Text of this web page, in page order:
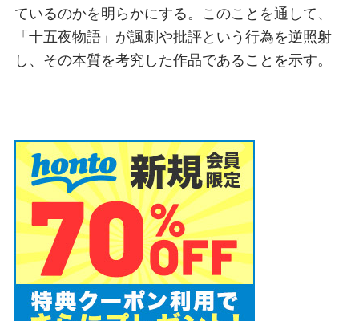
ているのかを明らかにする。このことを通して、
「十五夜物語」が諷刺や批評という行為を逆照射
し、その本質を考究した作品であることを示す。